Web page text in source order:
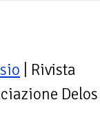
| Rivista
Delos